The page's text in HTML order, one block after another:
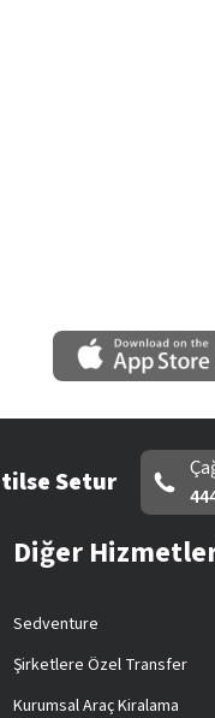
Setur
Diğer
Sedventure
Şirketlere Özel Transfer
Kurumsal Araç Kiralama